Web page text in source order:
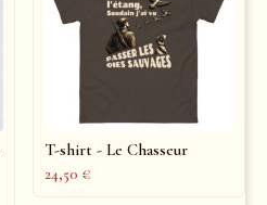
T-shirt - Le Chasseur
24,50 €